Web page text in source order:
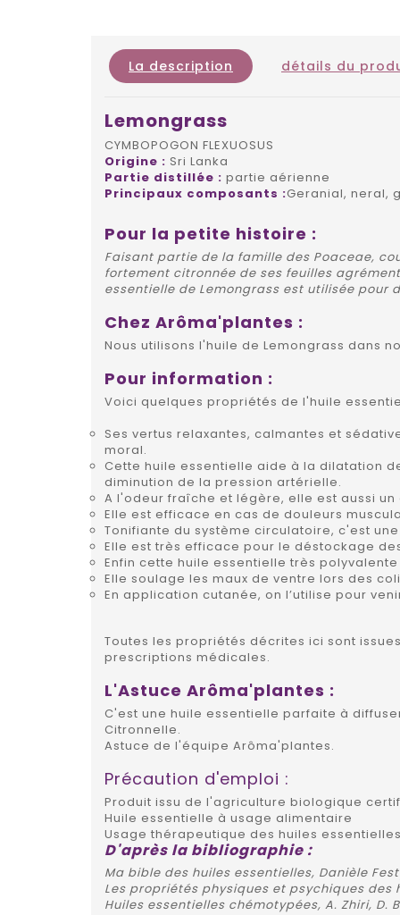
La description détails du
Lemongrass
CYMBOPOGON FLEXUOSUS
Origine : Sri Lanka
Partie distillée : partie aérienne
Principaux composants :Geranial, neral,
Pour la petite histoire :
Faisant partie de la famille des Poaceae,
fortement citronnée de ses feuilles
essentielle de Lemongrass est utilisée pour
Chez Arôma'plantes :
Nous utilisons l'huile de Lemongrass dans
Pour information :
Voici quelques propriétés de l'huile
Ses vertus relaxantes, calmantes et
moral.
Cette huile essentielle aide à la dilatation
diminution de la pression artérielle.
A l'odeur fraîche et légère, elle est aussi
Elle est efficace en cas de douleurs
Tonifiante du système circulatoire, c'est
Elle est très efficace pour le déstockage
Enfin cette huile essentielle très
Elle soulage les maux de ventre lors des
En application cutanée, on l’utilise pour
Toutes les propriétés décrites ici sont
prescriptions médicales.
L'Astuce Arôma'plantes :
C'est une huile essentielle parfaite à
Citronnelle.
Astuce de l'équipe Arôma'plantes.
Précaution d'emploi :
Produit issu de l'agriculture biologique
Huile essentielle à usage alimentaire
Usage thérapeutique des huiles
D'après la bibliographie :
Ma bible des huiles essentielles, Danièle
Les propriétés physiques et psychiques des
Huiles essentielles chémotypées, A. Zhiri, D.